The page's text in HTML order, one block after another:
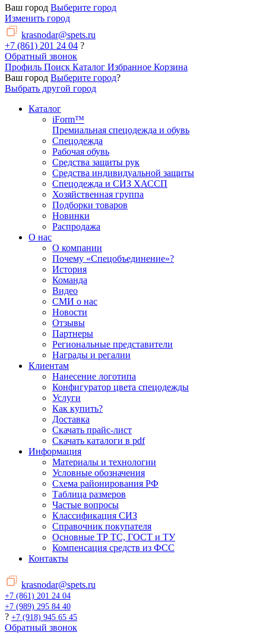
Ваш город Выберите город
Изменить город
krasnodar@spets.ru
+7 (861) 201 24 04 ?
Обратный звонок
Профиль Поиск Каталог Избранное Корзина
Ваш город Выберите город?
Выбрать другой город
Каталог
iForm™
Премиальная спецодежда и обувь
Спецодежда
Рабочая обувь
Средства защиты рук
Средства индивидуальной защиты
Спецодежда и СИЗ ХАССП
Хозяйственная группа
Подборки товаров
Новинки
Распродажа
О нас
О компании
Почему «Спецобъединение»?
История
Команда
Видео
СМИ о нас
Новости
Отзывы
Партнеры
Региональные представители
Награды и регалии
Клиентам
Нанесение логотипа
Конфигуратор цвета спецодежды
Услуги
Как купить?
Доставка
Скачать прайс-лист
Скачать каталоги в pdf
Информация
Материалы и технологии
Условные обозначения
Схема районирования РФ
Таблица размеров
Частые вопросы
Классификация СИЗ
Справочник покупателя
Основные ТР ТС, ГОСТ и ТУ
Компенсация средств из ФСС
Контакты
krasnodar@spets.ru
+7 (861) 201 24 04
+7 (989) 295 84 40
? +7 (918) 945 65 45
Обратный звонок